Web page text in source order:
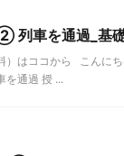
列車を通過_基
）はココから こんに
通過 授 ...